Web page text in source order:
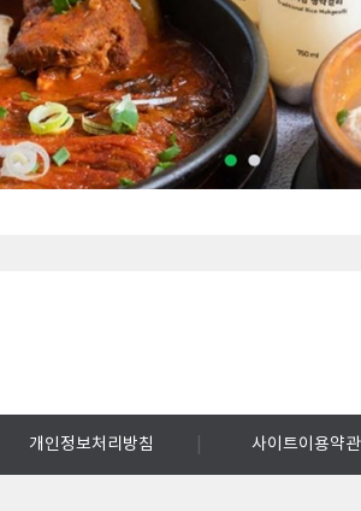
개인정보처리방침 사이트이용약관